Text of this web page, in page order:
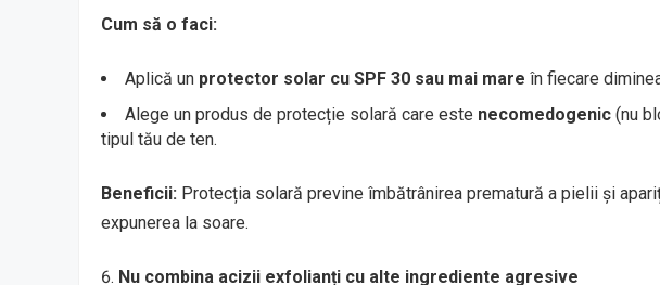
Cum să o faci:
Aplică un protector solar cu SPF 30 sau mai mare în fiecare
Alege un produs de protecție solară care este necomedogenic (nu
tipul tău de ten.
Beneficii: Protecția solară previne îmbătrânirea prematură a pielii și
expunerea la soare.
Nu combina acizii exfolianți cu alte ingrediente agresive